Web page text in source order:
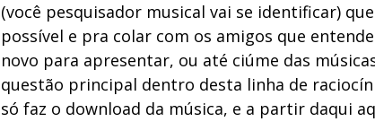
(você pesquisador musical vai se identificar)
possível e pra colar com os amigos que
novo para apresentar, ou até ciúme das
questão principal dentro desta linha de
só faz o download da música, e a partir daqui